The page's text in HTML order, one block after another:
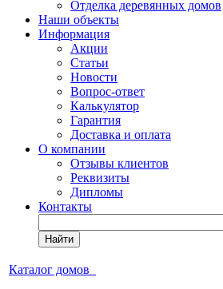
Отделка деревянных домов
Наши объекты
Информация
Акции
Статьи
Новости
Вопрос-ответ
Калькулятор
Гарантия
Доставка и оплата
О компании
Отзывы клиентов
Реквизиты
Дипломы
Контакты
Найти
Каталог домов